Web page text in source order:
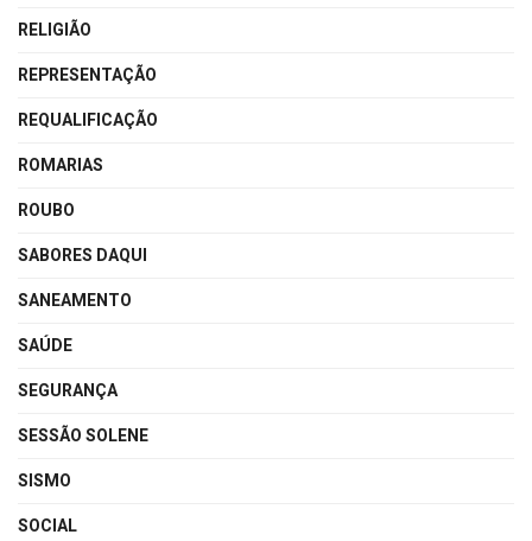
RELIGIÃO
REPRESENTAÇÃO
REQUALIFICAÇÃO
ROMARIAS
ROUBO
SABORES DAQUI
SANEAMENTO
SAÚDE
SEGURANÇA
SESSÃO SOLENE
SISMO
SOCIAL